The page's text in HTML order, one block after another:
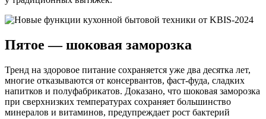
Пятое — шоковая заморозка
Тренд на здоровое питание сохраняется уже два десятка лет,
многие отказываются от консервантов, фаст-фуда, сладких
напитков и полуфабрикатов. Доказано, что шоковая заморозка
при сверхнизких температурах сохраняет большинство
минералов и витаминов, предупреждает рост бактерий